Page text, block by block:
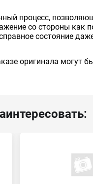
процесс,
со стороны как
состояние
оригинала могут